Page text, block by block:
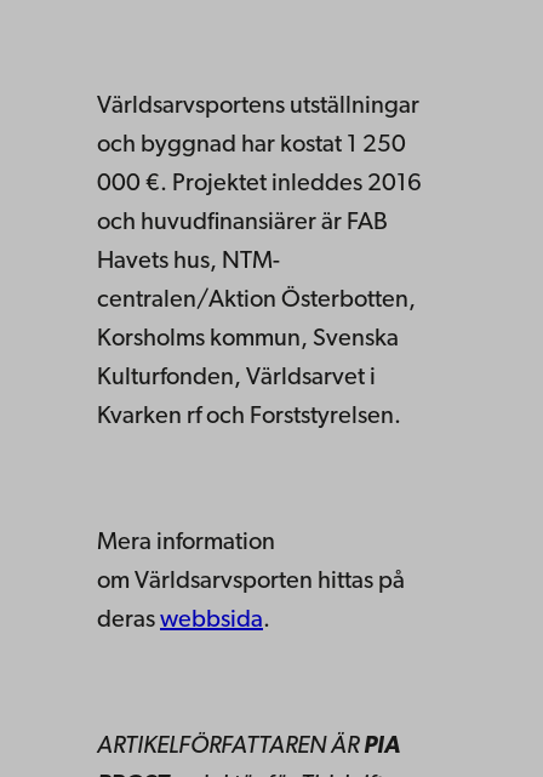
Världsarvsportens utställningar
och byggnad har kostat 1 250
000 €. Projektet inleddes 2016
och huvudfinansiärer är FAB
Havets hus, NTM-
centralen/Aktion Österbotten,
Korsholms kommun, Svenska
Kulturfonden, Världsarvet i
Kvarken rf och Forststyrelsen.
Mera information
om Världsarvsporten hittas på
deras webbsida.
ARTIKELFÖRFATTAREN ÄR PIA